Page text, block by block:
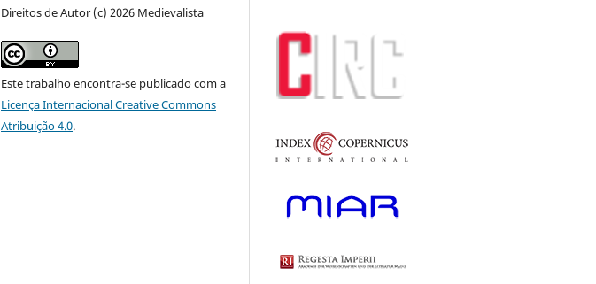
Direitos de Autor (c) 2026 Medievalista
Este trabalho encontra-se publicado com a
Licença Internacional Creative Commons
Atribuição 4.0.